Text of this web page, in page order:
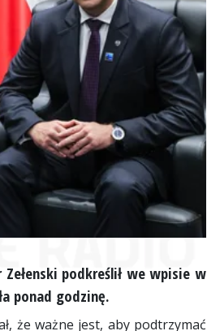
podkreślił we wpisie w
ponad godzinę.
że ważne jest, aby podtrzymać